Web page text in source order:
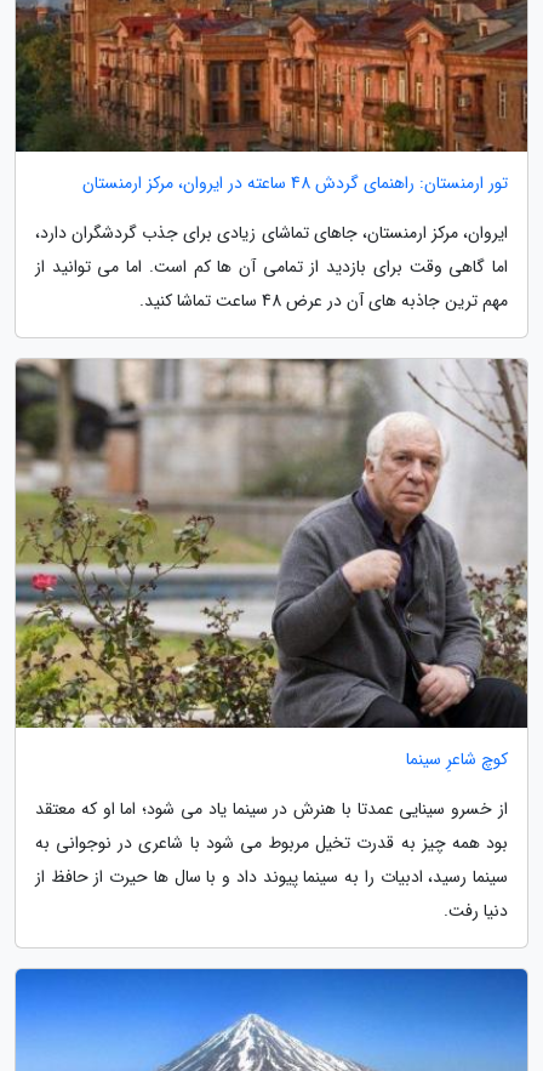
تور ارمنستان: راهنمای گردش 48 ساعته در ایروان، مرکز ارمنستان
ایروان، مرکز ارمنستان، جاهای تماشای زیادی برای جذب گردشگران دارد،
اما گاهی وقت برای بازدید از تمامی آن ها کم است. اما می توانید از
مهم ترین جاذبه های آن در عرض 48 ساعت تماشا کنید.
کوچ شاعرِ سینما
از خسرو سینایی عمدتا با هنرش در سینما یاد می شود؛ اما او که معتقد
بود همه چیز به قدرت تخیل مربوط می شود با شاعری در نوجوانی به
سینما رسید، ادبیات را به سینما پیوند داد و با سال ها حیرت از حافظ از
دنیا رفت.